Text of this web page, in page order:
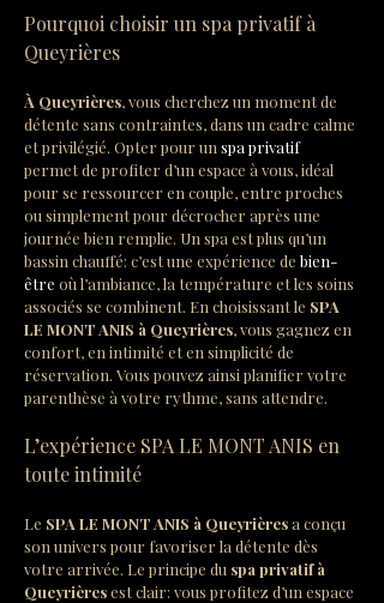
Pourquoi choisir un spa privatif à
Queyrières
À Queyrières, vous cherchez un moment de
détente sans contraintes, dans un cadre calme
et privilégié. Opter pour un spa privatif
permet de profiter d’un espace à vous, idéal
pour se ressourcer en couple, entre proches
ou simplement pour décrocher après une
journée bien remplie. Un spa est plus qu’un
bassin chauffé: c’est une expérience de bien-
être où l’ambiance, la température et les soins
associés se combinent. En choisissant le SPA
LE MONT ANIS à Queyrières, vous gagnez en
confort, en intimité et en simplicité de
réservation. Vous pouvez ainsi planifier votre
parenthèse à votre rythme, sans attendre.
L’expérience SPA LE MONT ANIS en
toute intimité
Le SPA LE MONT ANIS à Queyrières a conçu
son univers pour favoriser la détente dès
votre arrivée. Le principe du spa privatif à
Queyrières est clair: vous profitez d’un espace